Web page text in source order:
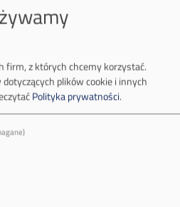
Brzeszcze
dla mediów:
sa.pl
32 618 56 02
piątek 7:00-15:00)
firm, z których chcemy korzystać.
dotyczących plików cookie i innych
Polityka prywatności.